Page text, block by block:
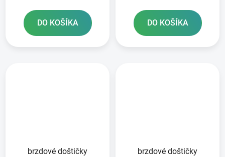
DO KOŠÍKA DO KOŠÍKA
brzdové doštičky
brzdové doštičky